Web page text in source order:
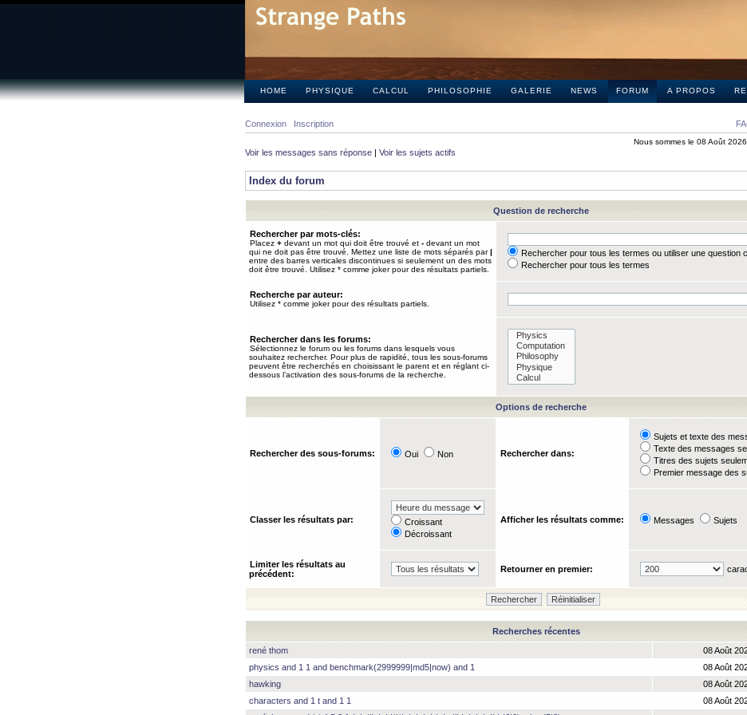
HOME PHYSIQUE CALCUL PHILOSOPHIE GALERIE NEWS FORUM A PROPOS
Connexion Inscription
Nous sommes le 08 Août
Voir les messages sans réponse | Voir les sujets actifs
Index du forum
Question de recherche
Rechercher par mots-clés:
Placez + devant un mot qui doit être trouvé et - devant un mot
qui ne doit pas être trouvé. Mettez une liste de mots séparés par|
entre des barres verticales discontinues si seulement un des mots
doit être trouvé. Utilisez * comme joker pour des résultats partiels.
Rechercher pour tous les termes ou utiliser une question
Rechercher pour tous les termes
Recherche par auteur:
Utilisez * comme joker pour des résultats partiels.
Rechercher dans les forums:
Sélectionnez le forum ou les forums dans lesquels vous
souhaitez rechercher. Pour plus de rapidité, tous les sous-forums
peuvent être recherchés en choisissant le parent et en réglant ci-
dessous l’activation des sous-forums de la recherche.
Options de recherche
Rechercher des sous-forums: Oui Non Rechercher dans:
Sujets et texte des
Texte des messages
Titres des sujets
Premier message des
Classer les résultats par:
Croissant
Décroissant
Afficher les résultats comme: Messages Sujets
Limiter les résultats au
précédent:
Retourner en premier:
Recherches récentes
rené thom
08 Août
physics and 1 1 and benchmark(2999999|md5|now) and 1
08 Août
hawking
08 Août
characters and 1 t and 1 1
08 Août